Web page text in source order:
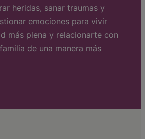
heridas, sanar traumas y
emociones para vivir
más plena y relacionarte con
de una manera más